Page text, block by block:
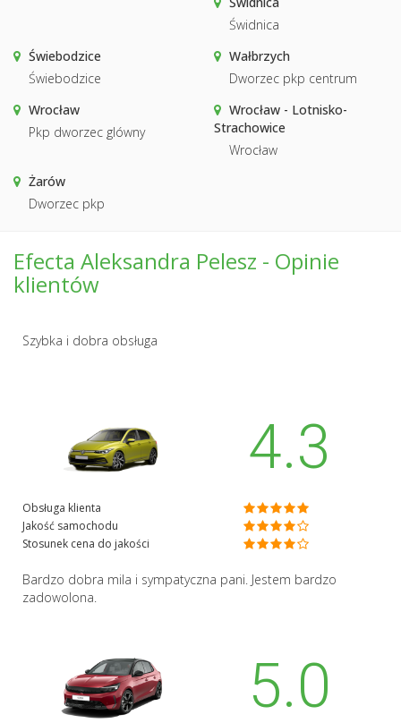
Świdnica
Świebodzice
Świebodzice
Wałbrzych
Dworzec pkp centrum
Wrocław
Pkp dworzec glówny
Wrocław - Lotnisko-
Strachowice
Wrocław
Żarów
Dworzec pkp
Efecta Aleksandra Pelesz - Opinie
klientów
Szybka i dobra obsługa
4.3
Obsługa klienta
Jakość samochodu
Stosunek cena do jakości
Bardzo dobra mila i sympatyczna pani. Jestem bardzo
zadowolona.
5.0